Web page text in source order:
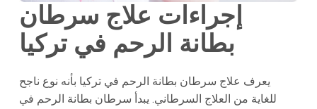
إجراءات علاج سرطان
بطانة الرحم في تركيا
يعرف علاج سرطان بطانة الرحم في تركيا بأنه نوع ناجح
للغاية من العلاج السرطاني. يبدأ سرطان بطانة الرحم في